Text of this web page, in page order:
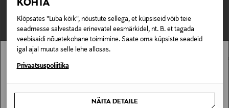
KOHTA
Klõpsates "Luba kõik", nõustute sellega, et küpsiseid võib teie
seadmesse salvestada erinevatel eesmärkidel, nt. B. et tagada
veebisaidi nõuetekohane toimimine. Saate oma küpsiste seadeid
igal ajal muuta selle lehe allosas.
Privaatsuspoliitika
NÄITA DETAILE
Materjal
Kullatud messing, email
BLUE
Tarnimine pakiautomaati või postkontorisse
0,00 € – 4,90 €
TEISED KLIENDID
VAATASID KA
Stockmann pole Sinu riigis saadaval.